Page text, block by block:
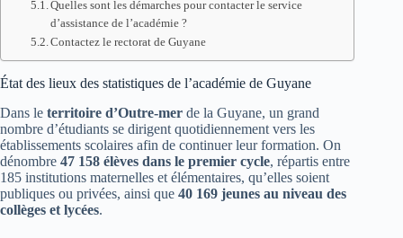
Quelles sont les démarches pour contacter le service
d’assistance de l’académie ?
Contactez le rectorat de Guyane
État des lieux des statistiques de l’académie de Guyane
Dans le territoire d’Outre-mer de la Guyane, un grand
nombre d’étudiants se dirigent quotidiennement vers les
établissements scolaires afin de continuer leur formation. On
dénombre 47 158 élèves dans le premier cycle, répartis entre
185 institutions maternelles et élémentaires, qu’elles soient
publiques ou privées, ainsi que 40 169 jeunes au niveau des
collèges et lycées.